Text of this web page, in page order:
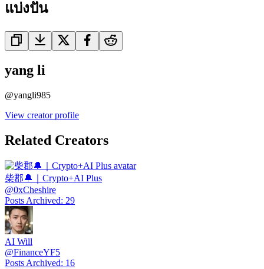
แบ่งปัน
yang li
@yangli985
View creator profile
Related Creators
柴郡🔔｜Crypto+AI Plus
@0xCheshire
Posts Archived: 29
AI Will
@FinanceYF5
Posts Archived: 16